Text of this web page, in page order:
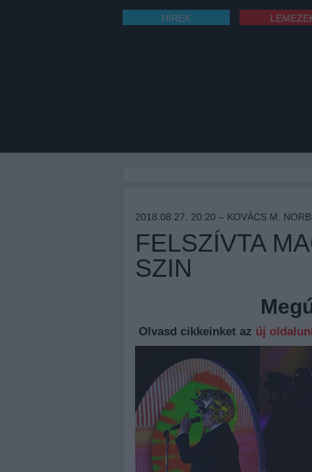
HÍREK
2018.08.27. 20:20 – KOVÁCS M.
FELSZÍVTA
SZIN
Olvasd cikkeinket az új